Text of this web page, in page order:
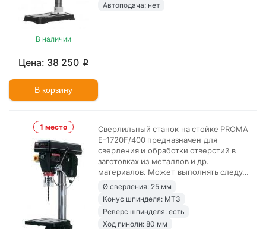
В наличии
38 250 p
В корзину
Автоподача: нет
1 место
Сверлильный станок на стойке PROMA
E-1720F/400 предназначен для
сверления и обработки отверстий в
заготовках из металлов и др.
материалов. Может выполнять следу…
Ø сверления: 25 мм
Конус шпинделя: MT3
Реверс шпинделя: есть
Ход пиноли: 80 мм